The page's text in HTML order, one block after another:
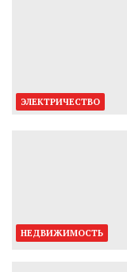
ЭЛЕКТРИЧЕСТВО
НЕДВИЖИМОСТЬ